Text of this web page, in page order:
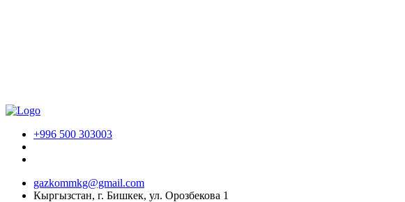
+996 500 303003
gazkommkg@gmail.com
Кыргызстан, г. Бишкек, ул. Орозбекова 1